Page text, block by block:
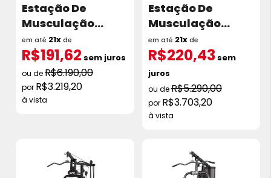
Estação De
Musculação
Kikos Gx Supreme
Torre 45kg
R$6.190,00
R$3.219,20
à vista
em até 21xde
R$191,62 sem juros
Estação De
Musculação
Kikos Gx Power Fit
Torre 50KG
R$5.290,00
R$3.703,20
à vista
em até 21xde
R$220,43sem
juros